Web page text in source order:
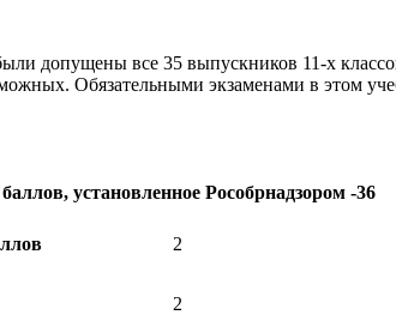
допущены все 35 выпускников 11-х
Обязательными экзаменами в этом
установленное Рособрнадзором -36
2
2